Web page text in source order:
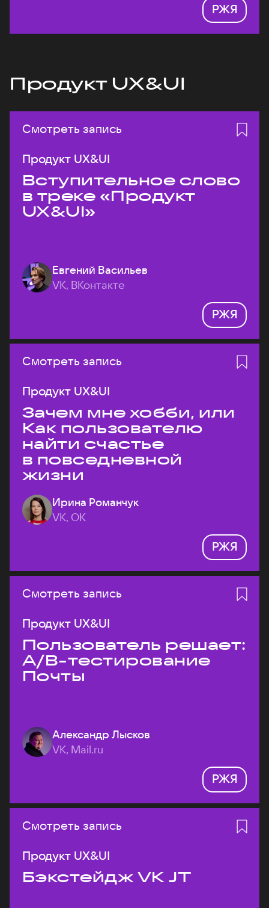
РЖЯ
Продукт UX&UI
Смотреть запись
Продукт UX&UI
Вступительное слово
в треке «Продукт
UX&UI»
Евгений Васильев
VK, ВКонтакте
РЖЯ
Смотреть запись
Продукт UX&UI
Зачем мне хобби, или
Как пользователю
найти счастье
в повседневной
жизни
Ирина Романчук
VK, ОК
РЖЯ
Смотреть запись
Продукт UX&UI
Пользователь решает:
A/B-тестирование
Почты
Александр Лысков
VK, Mail.ru
РЖЯ
Смотреть запись
Продукт UX&UI
Бэкстейдж VK JT